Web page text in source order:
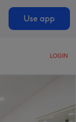
Use app
LOGIN